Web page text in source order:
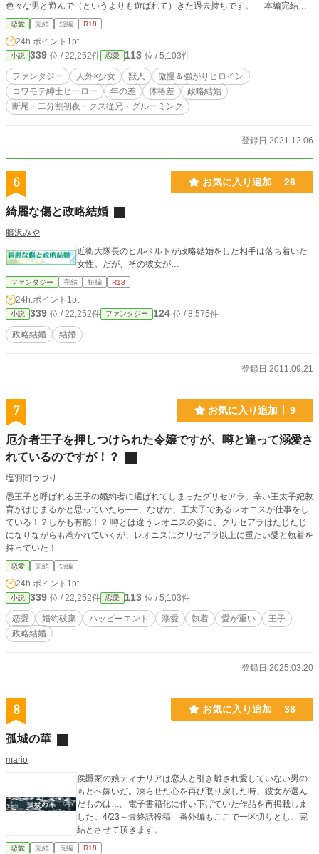
色々な男と遊んで（というよりも遊ばれて）きた過去持ちです。 本編完結済
み。ふんわり設定。タグに苦手なものがある方はご注意ください。
恋愛 完結 短編 R18
24h.ポイント 1pt
小説 339 位 / 22,252件 恋愛 113 位 / 5,103件
ファンタジー 人外×少女 獣人
傲慢＆強がりヒロイン
コワモテ紳士ヒーロー
年の差 体格差
政略結婚
断尾・二分割初夜・クズ従兄・グルーミング
登録日 2021.12.06
6 お気に入り追加 26
綺麗な傷と政略結婚
藤沢みや
近衛大隊長のヒルベルトが政略結婚をした相手は落ち着いた
女性。だが、その彼女が…
ファンタジー 完結 短編 R18
24h.ポイント 1pt
小説 339 位 / 22,252件 ファンタジー 124 位 / 8,575件
政略結婚 結婚
登録日 2011.09.21
7 お気に入り追加 9
厄介者王子を押しつけられた令嬢ですが、噂と違って溺愛さ
れているのですが！？
塩羽間つづり
愚王子と呼ばれる王子の婚約者に選ばれてしまったグリセアラ。辛い王太子妃教
育がはじまるかと思っていたら──、なぜか、王太子であるレオニスが仕事をし
ている！？しかも有能！？ 噂とは違うレオニスの姿に、グリセアラはたじたじ
になりながらも惹かれていくが、レオニスはグリセアラ以上に重たい愛と執着を
持っていた！
恋愛 完結 短編
24h.ポイント 1pt
小説 339 位 / 22,252件 恋愛 113 位 / 5,103件
恋愛 婚約破棄 ハッピーエンド 溺愛 執着 愛が重い
王子
政略結婚
登録日 2025.03.20
8 お気に入り追加 38
孤城の華
mario
侯爵家の娘ティナリアは恋人と引き離され愛していない男の
もとへ嫁いだ。凍らせた心を再び取り戻した時、彼女が選ん
だものは…。電子書籍化に伴い下げていた作品を再掲載しま
した。4/23～最終話投稿 番外編もここで一区切りとし、完
結とさせて頂きます。
恋愛 完結 長編 R18